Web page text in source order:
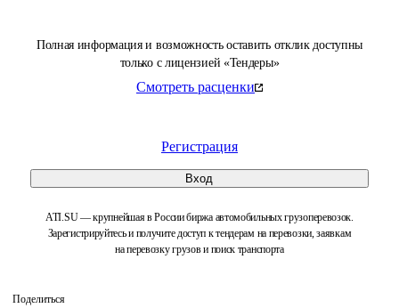
Полная информация и возможность оставить отклик доступны
только с лицензией «Тендеры»
Смотреть расценки
Регистрация
Вход
ATI.SU — крупнейшая в России биржа автомобильных грузоперевозок.
Зарегистрируйтесь и получите доступ к тендерам на перевозки, заявкам
на перевозку грузов и поиск транспорта
Поделиться